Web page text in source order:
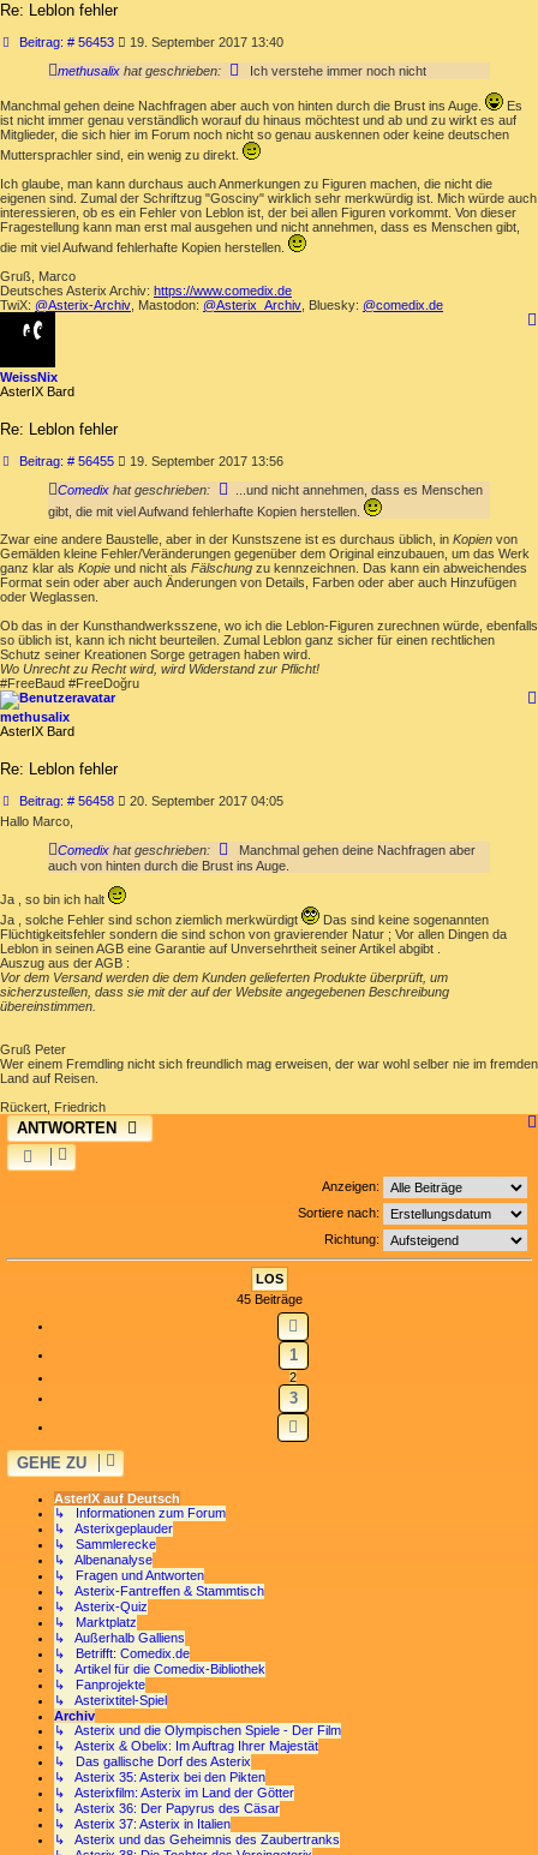
Re: Leblon fehler
Beitrag: # 56453Beitrag19. September 2017 13:40
methusalix hat geschrieben: Ich verstehe immer noch nicht
Manchmal gehen deine Nachfragen aber auch von hinten durch die Brust ins Auge.
Es
ist nicht immer genau verständlich worauf du hinaus möchtest und ab und zu wirkt es auf
Mitglieder, die sich hier im Forum noch nicht so genau auskennen oder keine deutschen
Muttersprachler sind, ein wenig zu direkt.
Ich glaube, man kann durchaus auch Anmerkungen zu Figuren machen, die nicht die
eigenen sind. Zumal der Schriftzug "Gosciny" wirklich sehr merkwürdig ist. Mich würde auch
interessieren, ob es ein Fehler von Leblon ist, der bei allen Figuren vorkommt. Von dieser
Fragestellung kann man erst mal ausgehen und nicht annehmen, dass es Menschen gibt,
die mit viel Aufwand fehlerhafte Kopien herstellen.
Gruß, Marco
Deutsches Asterix Archiv: https://www.comedix.de
TwiX: @Asterix-Archiv , Mastodon: @Asterix_Archiv , Bluesky: @comedix.de
WeissNix
AsterIX Bard
Re: Leblon fehler
Beitrag: # 56455Beitrag19. September 2017 13:56
Comedix hat geschrieben:
...und nicht annehmen, dass es Menschen
gibt, die mit viel Aufwand fehlerhafte Kopien herstellen.
Zwar eine andere Baustelle, aber in der Kunstszene ist es durchaus üblich, in Kopien von
Gemälden kleine Fehler/Veränderungen gegenüber dem Original einzubauen, um das Werk
ganz klar als Kopie und nicht als Fälschung zu kennzeichnen. Das kann ein abweichendes
Format sein oder aber auch Änderungen von Details, Farben oder aber auch Hinzufügen
oder Weglassen.
Ob das in der Kunsthandwerksszene, wo ich die Leblon-Figuren zurechnen würde, ebenfalls
so üblich ist, kann ich nicht beurteilen. Zumal Leblon ganz sicher für einen rechtlichen
Schutz seiner Kreationen Sorge getragen haben wird.
Wo Unrecht zu Recht wird, wird Widerstand zur Pflicht!
#FreeBaud #FreeDoğru
methusalix
AsterIX Bard
Re: Leblon fehler
Beitrag: # 56458Beitrag
20. September 2017 04:05
Hallo Marco,
Comedix hat geschrieben:
Manchmal gehen deine Nachfragen aber
auch von hinten durch die Brust ins Auge.
Ja , so bin ich halt
Ja , solche Fehler sind schon ziemlich merkwürdigt
Das sind keine sogenannten
Flüchtigkeitsfehler sondern die sind schon von gravierender Natur ; Vor allen Dingen da
Leblon in seinen AGB eine Garantie auf Unversehrtheit seiner Artikel abgibt .
Auszug aus der AGB :
Vor dem Versand werden die dem Kunden gelieferten Produkte überprüft, um
sicherzustellen, dass sie mit der auf der Website angegebenen Beschreibung
übereinstimmen.
Gruß Peter
Wer einem Fremdling nicht sich freundlich mag erweisen, der war wohl selber nie im fremden
Land auf Reisen.
Rückert, Friedrich
ANTWORTEN
Anzeigen:
Sortiere nach:
Richtung:
45 Beiträge
VORHERIGE
1
2
3
NÄCHSTE
GEHE ZU
AsterIX auf Deutsch
↳ Informationen zum Forum
↳ Asterixgeplauder
↳ Sammlerecke
↳ Albenanalyse
↳ Fragen und Antworten
↳ Asterix-Fantreffen & Stammtisch
↳ Asterix-Quiz
↳ Marktplatz
↳ Außerhalb Galliens
↳ Betrifft: Comedix.de
↳ Artikel für die Comedix-Bibliothek
↳ Fanprojekte
↳ Asterixtitel-Spiel
Archiv
↳ Asterix und die Olympischen Spiele - Der Film
↳ Asterix & Obelix: Im Auftrag Ihrer Majestät
↳ Das gallische Dorf des Asterix
↳ Asterix 35: Asterix bei den Pikten
↳ Asterixfilm: Asterix im Land der Götter
↳ Asterix 36: Der Papyrus des Cäsar
↳ Asterix 37: Asterix in Italien
↳ Asterix und das Geheimnis des Zaubertranks